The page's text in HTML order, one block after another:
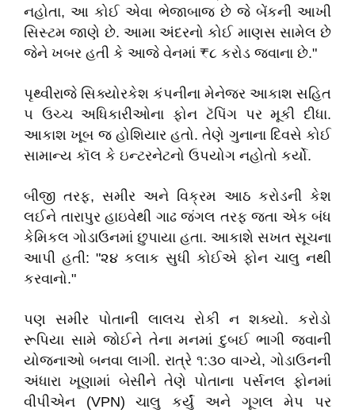
નહોતા, આ કોઈ એવા ભેજાબાજ છે જે બેંકની આખી
સિસ્ટમ જાણે છે. આમા અંદરનો કોઈ માણસ સામેલ છે
જેને ખબર હતી કે આજે વેનમાં ₹૮ કરોડ જવાના છે."
પૃથ્વીરાજે સિક્યોરકેશ કંપનીના મેનેજર આકાશ સહિત
૫ ઉચ્ચ અધિકારીઓના ફોન ટૅપિંગ પર મૂકી દીધા.
આકાશ ખૂબ જ હોશિયાર હતો. તેણે ગુનાના દિવસે કોઈ
સામાન્ય કૉલ કે ઇન્ટરનેટનો ઉપયોગ નહોતો કર્યો.
બીજી તરફ, સમીર અને વિક્રમ આઠ કરોડની કેશ
લઈને તારાપુર હાઇવેથી ગાઢ જંગલ તરફ જતા એક બંધ
કેમિકલ ગોડાઉનમાં છુપાયા હતા. આકાશે સખત સૂચના
આપી હતી: "૨૪ કલાક સુધી કોઈએ ફોન ચાલુ નથી
કરવાનો."
પણ સમીર પોતાની લાલચ રોકી ન શક્યો. કરોડો
રૂપિયા સામે જોઈને તેના મનમાં દુબઈ ભાગી જવાની
યોજનાઓ બનવા લાગી. રાત્રે ૧:૩૦ વાગ્યે, ગોડાઉનની
અંધારા ખૂણામાં બેસીને તેણે પોતાના પર્સનલ ફોનમાં
વીપીએન (VPN) ચાલુ કર્યું અને ગૂગલ મેપ પર